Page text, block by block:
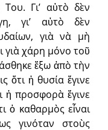
Γι’ αὐτὸ δὲν
γι’ αὐτὸ δὲν
γιὰ νὰ μὴ
γιὰ χάρη μόνο τοῦ
ἔξω ἀπὸ τὴν
ὅτι ἡ θυσία ἔγινε
ἡ προσφορὰ ἔγινε
ὁ καθαρμὸς εἶναι
γινόταν στοὺς